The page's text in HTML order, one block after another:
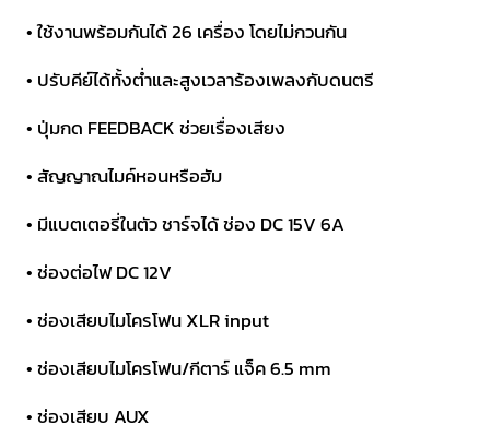
• ใช้งานพร้อมกันได้ 26 เครื่อง โดยไม่กวนกัน
• ปรับคีย์ได้ทั้งต่ำและสูงเวลาร้องเพลงกับดนตรี
• ปุ่มกด FEEDBACK ช่วยเรื่องเสียง
• สัญญาณไมค์หอนหรือฮัม
• มีแบตเตอรี่ในตัว ชาร์จได้ ช่อง DC 15V 6A
• ช่องต่อไฟ DC 12V
• ช่องเสียบไมโครโฟน XLR input
• ช่องเสียบไมโครโฟน/กีตาร์ แจ็ค 6.5 mm
• ช่องเสียบ AUX